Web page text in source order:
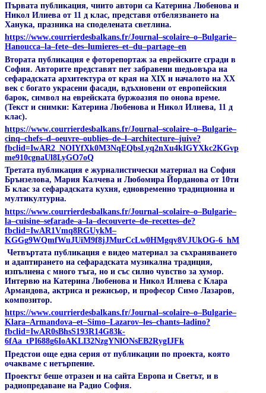
Първата публикация, чиито автори са Катерина Любенова и
Никол Илиева от 11 д клас, представя отбелязването на
Ханука, празника на споделената светлина.
https://www.courrierdesbalkans.fr/Journal–scolaire–o–Bulgarie–
Hanoucca–la–fete–des–lumieres–et–du–partage–en
Втората публикация е фоторепортаж за еврейските сгради в
София. Авторите представят пет забравени шедьовъра на
сефарадската архитектура от края на ХІХ и началото на ХХ
век с богато украсени фасади, вдъхновени от европейския
барок, символ на еврейската буржоазия по онова време.
(Текст и снимки: Катерина Любенова и Никол Илиева, 11 д
клас).
https://www.courrierdesbalkans.fr/Journal –scolaire–o–Bulgarie–
cinq–chefs–d –oeuvre–oublies–de–l –architecture–juive?
fbclid =IwAR2_ NOIYfXk0M3NqEQbsLyq2nXu4kIGYXkc2KGvp
me910cgnaUl 8LyGO7oQ
Третата публикация е журналистически материал на София
Брънзелова, Мария Калчева и Любомира Йорданова от 10ти
Б клас за сефарадската кухня, едновременно традиционна и
мултикултурна.
https://www.courrierdesbalkans.fr/Journal–scolaire–o–Bulgarie–
la–cuisine–sefarade–a–la–decouverte–de–recettes–de?
fbclid=IwAR1Vmq8RGUykM–
KGGg9WQmfWuJUiM9f8jJMurCcLw0HMgqv8VJUkOG-6_ hM
Четвъртата публикация е видео материал за съхраняването
и адаптирането на сефарадската музикална традиция,
изпълнена с много тъга, но и със силно чувство за хумор.
Интервю на Катерина Любенова и Никол Илиева с Клара
Армандова, актриса и режисьор, и професор Симо Лазаров,
композитор.
https://www.courrierdesbalkans.fr/Journal–scolaire–o–Bulgarie–
Klara–Armandova–et–Simo–Lazarov–les–chants–ladino?
fbclid=IwAR0sBhsS193R14G83k-
6fAa tPI688g6IoAKLI32NzgYNlONsEB2RygIJFk
Предстои още една серия от публикации по проекта, която
очакваме с нетърпение.
Проектът беше отразен и на сайта Европа и Светът, и в
радиопредаване на Радио София.